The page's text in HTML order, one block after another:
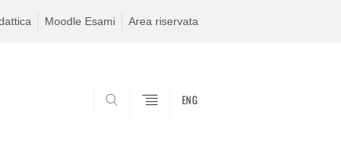
Moodle Esami Area riservata
ENG